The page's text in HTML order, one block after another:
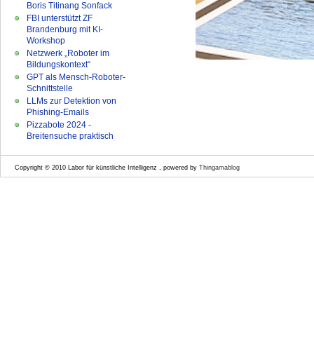
Boris Titinang Sonfack
FBI unterstützt ZF
Brandenburg mit KI-
Workshop
Netzwerk „Roboter im
Bildungskontext“
GPT als Mensch-Roboter-
Schnittstelle
LLMs zur Detektion von
Phishing-Emails
Pizzabote 2024 -
Breitensuche praktisch
Copyright © 2010 Labor für künstliche Intelligenz , powered by Thingamablog